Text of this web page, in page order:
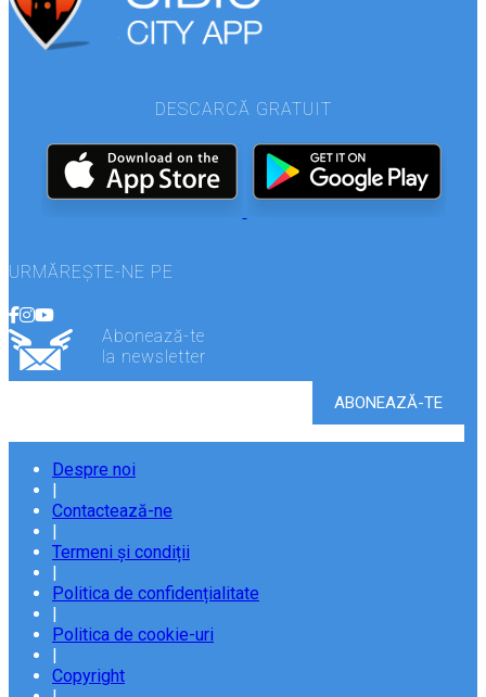
DESCARCĂ GRATUIT
URMĂREȘTE-NE PE
Abonează-te
la newsletter
Despre noi
Contactează-ne
Termeni și condiții
Politica de confidențialitate
Politica de cookie-uri
Copyright